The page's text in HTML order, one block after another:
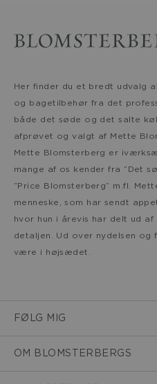
Her finder du et bredt udvalg
og bagetilbehør fra det
både det søde og det salte
afprøvet og valgt af Mette
Mette Blomsterberg er
mange af os kender fra ”Det
”Price Blomsterberg” m.fl.
menneske, som har sendt
hvor hun i årevis har delt ud
detaljen. Ud over nydelsen
være i højsædet.
FØLG MIG
OM BLOMSTERBERGS